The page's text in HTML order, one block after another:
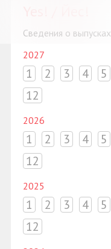
Сведения о выпусках
2027
1 2 3 4 5
12
2026
1 2 3 4 5
12
2025
1 2 3 4 5
12